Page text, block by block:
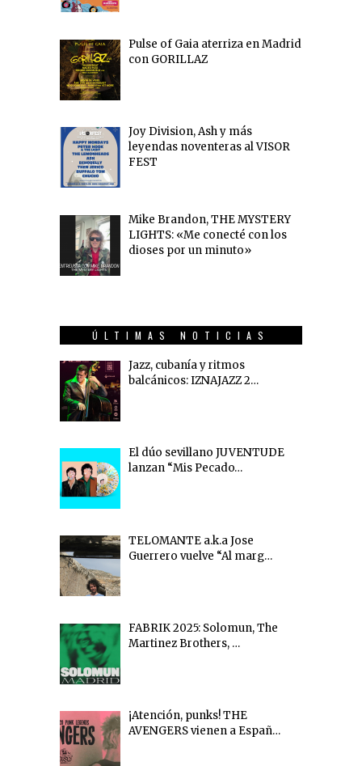
Pulse of Gaia aterriza en Madrid
con GORILLAZ
Joy Division, Ash y más
leyendas noventeras al VISOR
FEST
Mike Brandon, THE MYSTERY
LIGHTS: «Me conecté con los
dioses por un minuto»
ÚLTIMAS NOTICIAS
Jazz, cubanía y ritmos
balcánicos: IZNAJAZZ 2…
El dúo sevillano JUVENTUDE
lanzan “Mis Pecado…
TELOMANTE a.k.a Jose
Guerrero vuelve “Al marg…
FABRIK 2025: Solomun, The
Martinez Brothers, …
¡Atención, punks! THE
AVENGERS vienen a Españ…